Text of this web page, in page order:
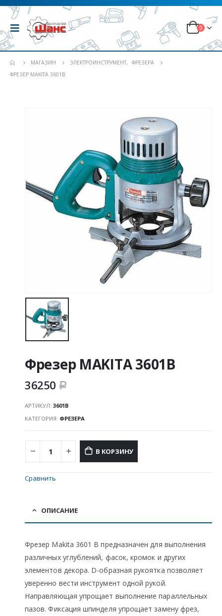
0
МАГАЗИН ЭЛЕКТРОИНСТРУМЕНТ,
ФРЕЗЕРА
ФРЕЗЕР MAKITA 3601B
Фрезер MAKITA 3601B
36250 Р
АРТИКУЛ: 3601B
КАТЕГОРИЯ: ФРЕЗЕРА
В КОРЗИНУ
Сравнить
ОПИСАНИЕ
Фрезер Makita 3601 B предназначен для выполнения
различных углублений, фасок, кромок и других
элементов декора. D-образная рукоятка позволяет
уверенно вести инструмент одной рукой.
Направляющая упрощает выполнение параллельных
пазов. Фиксация шпинделя упрощает замену фрез,